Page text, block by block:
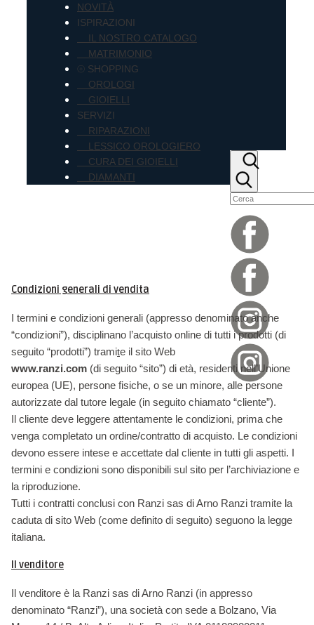
NOVITÀ
ISPIRAZIONI
IL NOSTRO CATALOGO
MATRIMONIO
⦾ SHOPPING
OROLOGI
GIOIELLI
SERVIZI
RIPARAZIONI
LESSICO OROLOGIERO
CURA DEI GIOIELLI
DIAMANTI
Condizioni generali di vendita
I termini e condizioni generali (appresso denominato anche
“condizioni”), disciplinano l’acquisto online di tutti i prodotti (di
seguito “prodotti”) tramite il sito Web
www.ranzi.com (di seguito “sito”) di età, residenti nell’Unione
europea (UE), persone fisiche, o se un minore, alle persone
autorizzate dal tutore legale (in seguito chiamato “cliente”).
Il cliente deve leggere attentamente le condizioni, prima che
venga completato un ordine/contratto di acquisto. Le condizioni
devono essere intese e accettate dal cliente in tutti gli aspetti. I
termini e condizioni sono disponibili sul sito per l’archiviazione e
la riproduzione.
Tutti i contratti conclusi con Ranzi sas di Arno Ranzi tramite la
caduta di sito Web (come definito di seguito) seguono la legge
italiana.
Il venditore
Il venditore è la Ranzi sas di Arno Ranzi (in appresso
denominato “Ranzi”), una società con sede a Bolzano, Via